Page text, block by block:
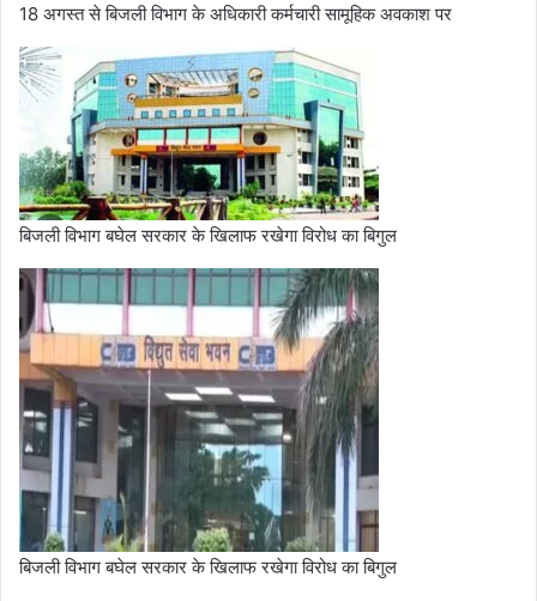
18 अगस्त से बिजली विभाग के अधिकारी कर्मचारी सामूहिक अवकाश पर
बिजली विभाग बघेल सरकार के खिलाफ रखेगा विरोध का बिगुल
बिजली विभाग बघेल सरकार के खिलाफ रखेगा विरोध का बिगुल